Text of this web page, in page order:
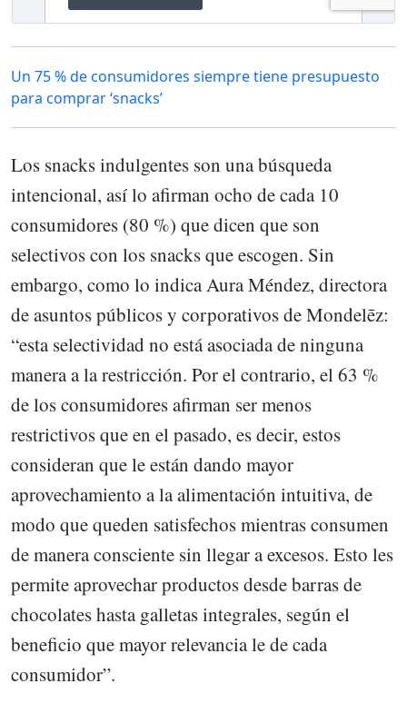
Un 75 % de consumidores siempre tiene presupuesto
para comprar ‘snacks’
Los snacks indulgentes son una búsqueda
intencional, así lo afirman ocho de cada 10
consumidores (80 %) que dicen que son
selectivos con los snacks que escogen. Sin
embargo, como lo indica Aura Méndez, directora
de asuntos públicos y corporativos de Mondelēz:
“esta selectividad no está asociada de ninguna
manera a la restricción. Por el contrario, el 63 %
de los consumidores afirman ser menos
restrictivos que en el pasado, es decir, estos
consideran que le están dando mayor
aprovechamiento a la alimentación intuitiva, de
modo que queden satisfechos mientras consumen
de manera consciente sin llegar a excesos. Esto les
permite aprovechar productos desde barras de
chocolates hasta galletas integrales, según el
beneficio que mayor relevancia le de cada
consumidor”.